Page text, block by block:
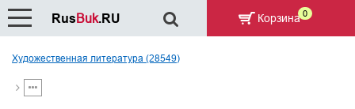
Художественная литература (28549)
RusBuk.RU Корзина 0